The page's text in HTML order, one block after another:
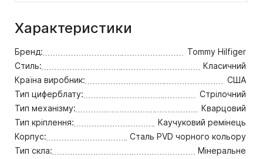
Характеристики
Бренд:
Tommy Hilfiger
Стиль:
Класичний
Країна виробник:
США
Тип циферблату:
Стрілочний
Тип механізму:
Кварцовий
Тип кріплення:
Каучуковий ремінець
Корпус:
Сталь PVD чорного кольору
Тип скла:
Мінеральне